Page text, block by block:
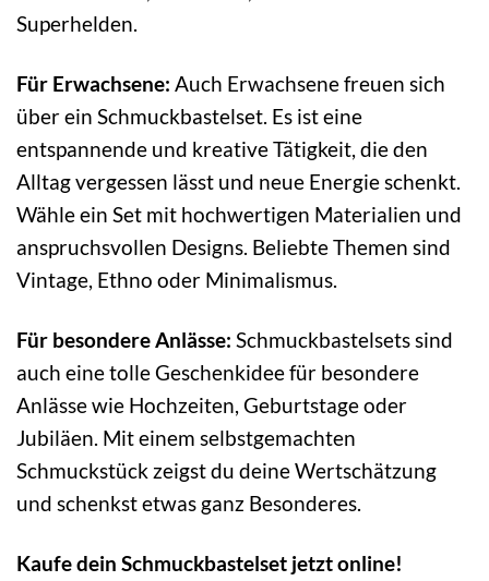
Superhelden.
Für Erwachsene: Auch Erwachsene freuen sich
über ein Schmuckbastelset. Es ist eine
entspannende und kreative Tätigkeit, die den
Alltag vergessen lässt und neue Energie schenkt.
Wähle ein Set mit hochwertigen Materialien und
anspruchsvollen Designs. Beliebte Themen sind
Vintage, Ethno oder Minimalismus.
Für besondere Anlässe: Schmuckbastelsets sind
auch eine tolle Geschenkidee für besondere
Anlässe wie Hochzeiten, Geburtstage oder
Jubiläen. Mit einem selbstgemachten
Schmuckstück zeigst du deine Wertschätzung
und schenkst etwas ganz Besonderes.
Kaufe dein Schmuckbastelset jetzt online!